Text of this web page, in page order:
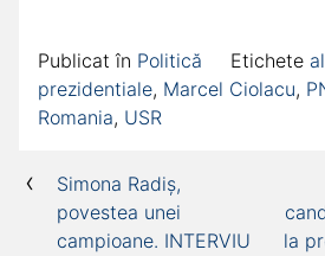
Publicat în Politică Etichete
prezidentiale, Marcel Ciolacu,
Romania, USR
Navigare
la
Simona Radiș,
povestea unei
campioane. INTERVIU